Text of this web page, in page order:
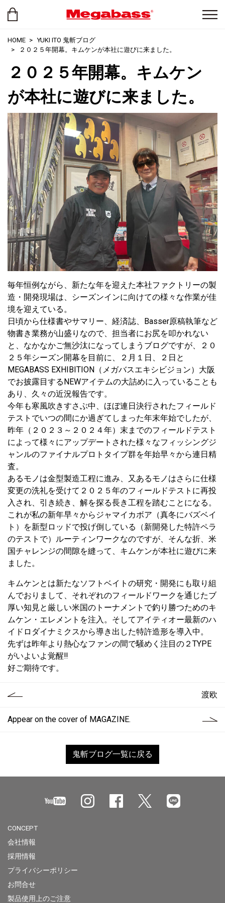
HOME
YUKI ITO 鬼斬ブログ
２０２５年開幕。キムケンが本社に遊びに来ました。
２０２５年開幕。キムケン
が本社に遊びに来ました。
毎年恒例ながら、新たな年を迎えた本社ファクトリーの製
造・開発現場は、シーズンインに向けての様々な作業が佳
境を迎えている。
日頃から仕様書やサマリー、経済誌、Basser原稿執筆など
物書き業務が山盛りなので、担当者にお尻を叩かれない
と、なかなかご無沙汰になってしまうブログですが、２０
２５年シーズン開幕を目前に、２月１日、２日と
MEGABASS EXHIBITION（メガバスエキシビジョン）大阪
でお披露目するNEWアイテムの大詰めに入っていることも
あり、久々の近況報告です。
今年も寒風吹きすさぶ中、ほぼ連日決行されたフィールド
テストでいつの間にか過ぎてしまった年末年始でしたが、
昨年（２０２３～２０２４年）末までのフィールドテスト
によって様々にアップデートされた様々なフィッシングジ
ャンルのファイナルプロトタイプ群を年始早々から連日精
査。
あるモノは金型製造工程に進み、又あるモノはさらに仕様
変更の洗礼を受けて２０２５年のフィールドテストに再投
入され、引き続き、解を探る長き工程を踏むことになる。
これが私の新年早々からジャマイカボア（真冬にバズベイ
ト）を新型ロッドで投げ倒している（新開発した特許ペラ
のテストで）ルーティンワークなのですが、そんな折、米
国チャレンジの間隙を縫って、キムケンが本社に遊びに来
ました。
キムケンとは新たなソフトベイトの研究・開発にも取り組
んでおりまして、それぞれのフィールドワークを通じたブ
厚い知見と厳しい米国のトーナメントで釣り勝つためのキ
ムケン・エレメントを注入。そしてアイティオー最新のハ
イドロダイナミクスから導き出した特許造形を導入中。
先ずは昨年より熱心なファンの間で騒めく注目の２TYPE
がいよいよ覚醒‼
好ご期待です。
渡欧
Appear on the cover of MAGAZINE.
鬼斬ブログ一覧に戻る
CONCEPT
会社情報
採用情報
プライバシーポリシー
お問合せ
製品使用上のご注意